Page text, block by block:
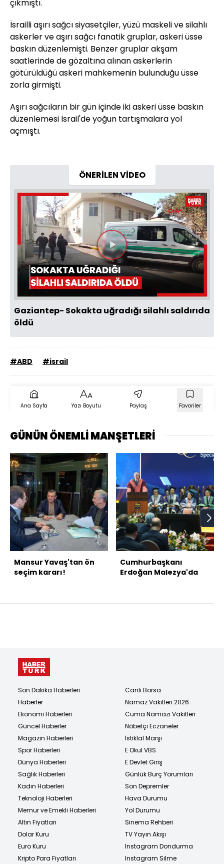
çıkmıştı.
İsrailli aşırı sağcı siyasetçiler, yüzü maskeli ve silahlı
askerler ve aşırı sağcı fanatik gruplar, askeri üsse
baskın düzenlemişti. Benzer gruplar akşam
saatlerinde de gözaltına alınan askerlerin
götürüldüğü askeri mahkemenin bulunduğu üsse
zorla girmişti.
Aşırı sağcıların bir gün içinde iki askeri üsse baskın
düzenlemesi İsrail'de yoğun tartışmalara yol
açmıştı.
ÖNERİLEN VİDEO
Videoyu
Oynat
Gaziantep- Sokakta uğradığı silahlı saldırıda
öldü
#ABD #israil
Ana Sayfa Yazı Boyutu Paylaş Favoriler
GÜNÜN ÖNEMLİ MANŞETLERİ
Mansur Yavaş'tan ön
seçim kararı!
Cumhurbaşkanı
Erdoğan Malezya'da
Son Dakika Haberleri
Haberler
Ekonomi Haberleri
Güncel Haberler
Magazin Haberleri
Spor Haberleri
Dünya Haberleri
Sağlık Haberleri
Kadın Haberleri
Teknoloji Haberleri
Memur ve Emekli Haberleri
Altın Fiyatları
Dolar Kuru
Euro Kuru
Kripto Para Fiyatları
Canlı Borsa
Namaz Vakitleri 2026
Cuma Namazı Vakitleri
Nöbetçi Eczaneler
İstiklal Marşı
E Okul VBS
E Devlet Giriş
Günlük Burç Yorumları
Son Depremler
Hava Durumu
Yol Durumu
Sinema Rehberi
TV Yayın Akışı
Instagram Dondurma
Instagram Silme